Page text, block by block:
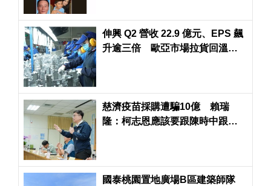
伸興 Q2 營收 22.9 億元、EPS 飆
升逾三倍 歐亞市場拉貨回溫助
慈濟疫苗採購遭騙10億 賴瑞
隆：柯志恩應該要跟陳時中跟民
國泰桃園置地廣場B區建築師隊